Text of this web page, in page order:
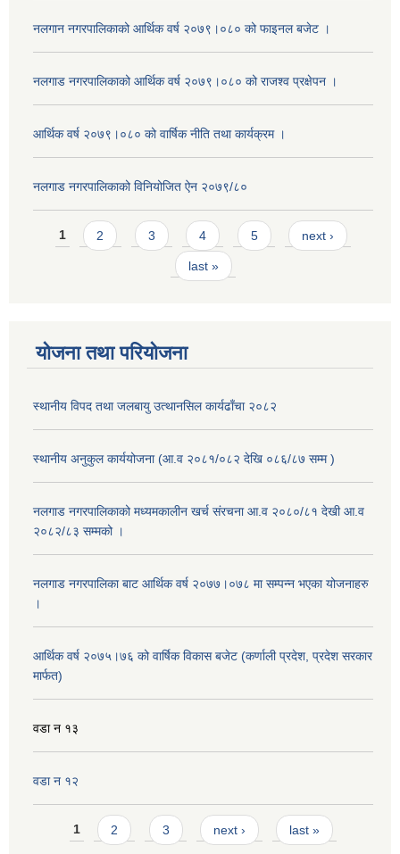
नलगान नगरपालिकाको आर्थिक वर्ष २०७९।०८० को फाइनल बजेट ।
नलगाड नगरपालिकाको आर्थिक वर्ष २०७९।०८० को राजश्व प्रक्षेपन ।
आर्थिक वर्ष २०७९।०८० को वार्षिक नीति तथा कार्यक्रम ।
नलगाड नगरपालिकाको विनियोजित ऐन २०७९/८०
Pages
1 2 3 4 5 next ›
last »
योजना तथा परियोजना
स्थानीय विपद तथा जलबायु उत्थानसिल कार्यढाँचा २०८२
स्थानीय अनुकुल कार्ययोजना (आ.व २०८१/०८२ देखि ०८६/८७ सम्म )
नलगाड नगरपालिकाको मध्यमकालीन खर्च संरचना आ.व २०८०/८१ देखी आ.व
२०८२/८३ सम्मको ।
नलगाड नगरपालिका बाट आर्थिक वर्ष २०७७।०७८ मा सम्पन्न भएका योजनाहरु
।
आर्थिक वर्ष २०७५।७६ को वार्षिक विकास बजेट (कर्णाली प्रदेश, प्रदेश सरकार
मार्फत)
वडा न १३
वडा न १२
Pages
1 2 3 next › last »